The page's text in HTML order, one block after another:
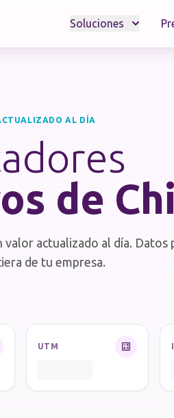
Soluciones
AL DÍA
de
valor actualizado al día. Datos
de tu empresa.
UTM